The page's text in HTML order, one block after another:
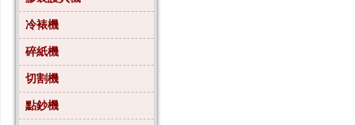
冷裱機
碎紙機
切割機
點鈔機